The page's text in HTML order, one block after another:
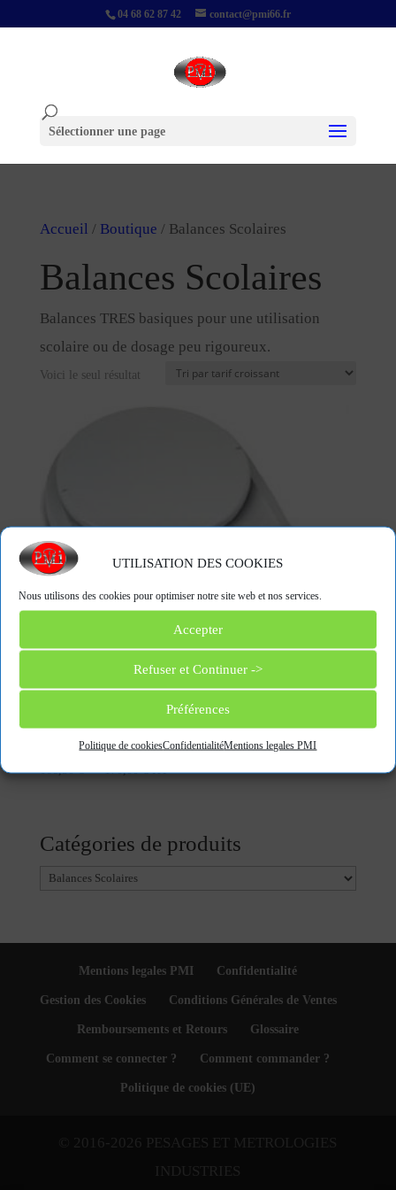
UTILISATION DES COOKIES
Nous utilisons des cookies pour optimiser notre site web et nos services.
Accepter
Refuser et Continuer ->
Préférences
Politique de cookiesConfidentialitéMentions legales PMI
04 68 62 87 42 contact@pmi66.fr
Sélectionner une page
Accueil / Boutique / Balances Scolaires
Balances Scolaires
Balances TRES basiques pour une utilisation
scolaire ou de dosage peu rigoureux.
Voici le seul résultat
EMB-S (lot de 5)
166,50€ – 170,00€Plage
à
HT
Catégories de produits
Mentions legales PMI Confidentialité
Gestion des Cookies Conditions Générales de Ventes
Remboursements et Retours Glossaire
Comment se connecter ? Comment commander ?
Politique de cookies (UE)